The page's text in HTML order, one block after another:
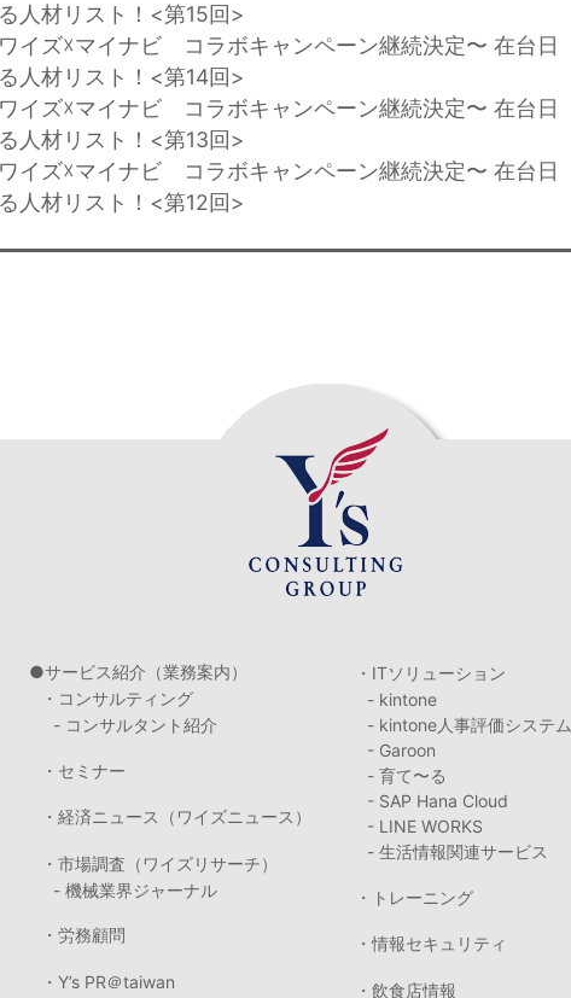
人材リスト！<第15回>
イズ☓マイナビ コラボキャンペーン継続決定〜 在台日
人材リスト！<第14回>
イズ☓マイナビ コラボキャンペーン継続決定〜 在台日
人材リスト！<第13回>
イズ☓マイナビ コラボキャンペーン継続決定〜 在台日
人材リスト！<第12回>
サービス紹介（業務案内）
・コンサルティング
- コンサルタント紹介
・セミナー
・経済ニュース（ワイズニュース）
・市場調査（ワイズリサーチ）
- 機械業界ジャーナル
・労務顧問
・Y’s PR＠taiwan
・ITソリューション
- kintone
- kintone人事評価システム
- Garoon
- 育て〜る
- SAP Hana Cloud
- LINE WORKS
- 生活情報関連サービス
・トレーニング
・情報セキュリティ
・飲食店情報